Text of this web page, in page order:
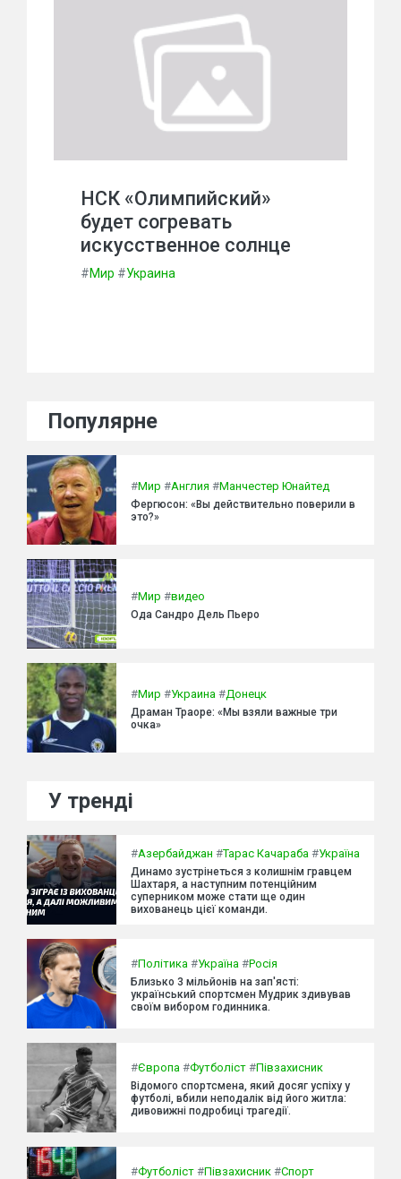
НСК «Олимпийский»
будет согревать
искусственное солнце
#Мир #Украина
Популярне
#Мир #Англия #Манчестер Юнайтед
Фергюсон: «Вы действительно поверили в
это?»
#Мир #видео
Ода Сандро Дель Пьеро
#Мир #Украина #Донецк
Драман Траоре: «Мы взяли важные три
очка»
У тренді
#Азербайджан #Тарас Качараба #Україна
Динамо зустрінеться з колишнім гравцем
Шахтаря, а наступним потенційним
суперником може стати ще один
вихованець цієї команди.
#Політика #Україна #Росія
Близько 3 мільйонів на зап'ясті:
український спортсмен Мудрик здивував
своїм вибором годинника.
#Європа #Футболіст #Півзахисник
Відомого спортсмена, який досяг успіху у
футболі, вбили неподалік від його житла:
дивовижні подробиці трагедії.
#Футболіст #Півзахисник #Спорт